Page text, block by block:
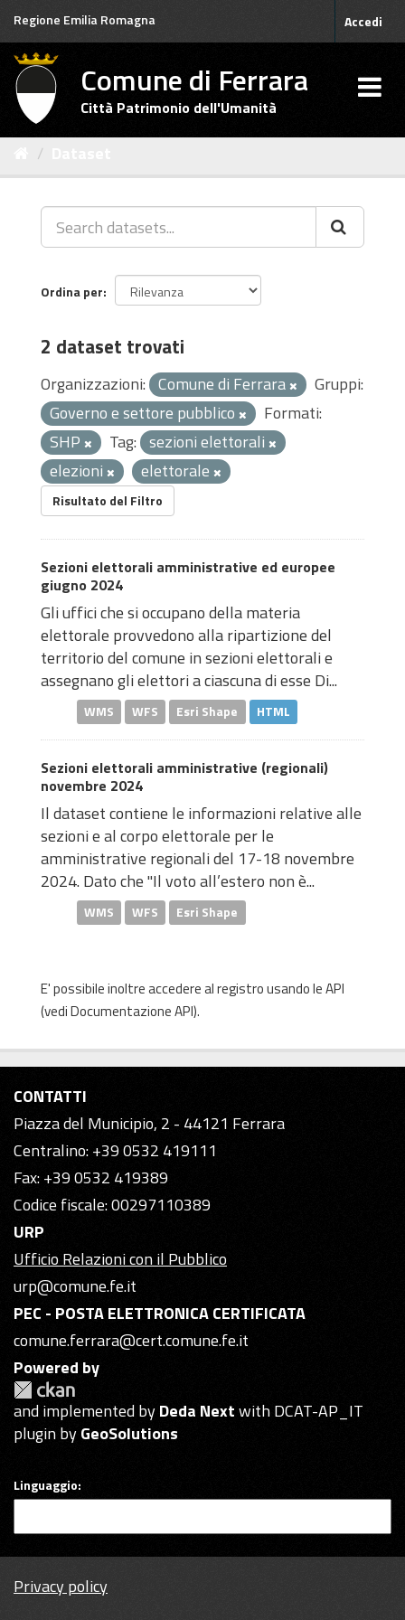
Salta
contenuto
Regione Emilia Romagna Accedi
Comune di Ferrara
Città Patrimonio dell'Umanità
Ordina per
2 dataset trovati
Organizzazioni: Comune di Ferrara
Gruppi:
Governo e settore pubblico
Formati:
SHP
Tag: sezioni elettorali
elezioni
elettorale
Risultato del Filtro
Sezioni elettorali amministrative ed europee
giugno 2024
Gli uffici che si occupano della materia
elettorale provvedono alla ripartizione del
territorio del comune in sezioni elettorali e
assegnano gli elettori a ciascuna di esse Di...
WMS WFS Esri Shape HTML
Sezioni elettorali amministrative (regionali)
novembre 2024
Il dataset contiene le informazioni relative alle
sezioni e al corpo elettorale per le
amministrative regionali del 17-18 novembre
2024. Dato che "Il voto all’estero non è...
WMS WFS Esri Shape
E' possibile inoltre accedere al registro usando leAPI
(vediDocumentazione API).
CONTATTI
Piazza del Municipio, 2 - 44121 Ferrara
Centralino: +39 0532 419111
Fax: +39 0532 419389
Codice fiscale: 00297110389
URP
Ufficio Relazioni con il Pubblico
urp@comune.fe.it
PEC - POSTA ELETTRONICA CERTIFICATA
comune.ferrara@cert.comune.fe.it
Powered by
and implemented byDeda Nextwith DCAT-AP_IT
plugin byGeoSolutions
Linguaggio
Privacy policy